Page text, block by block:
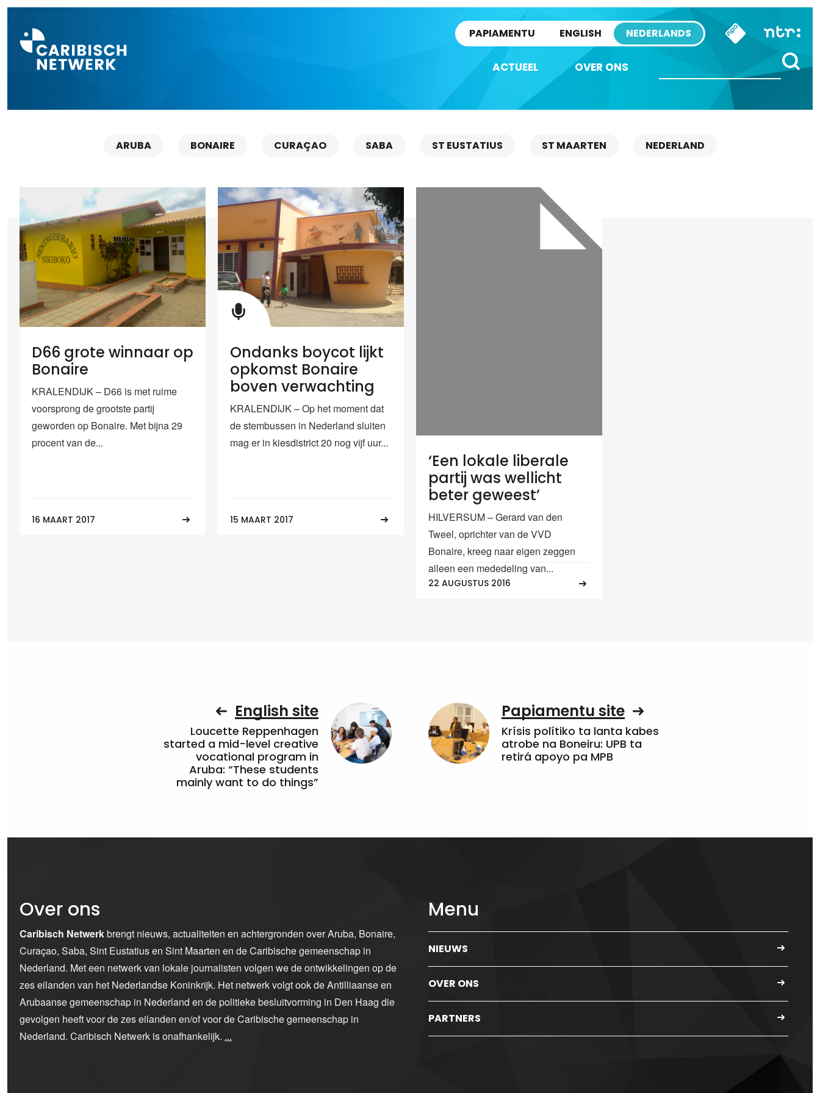
PAPIAMENTU ENGLISH NEDERLANDS
ACTUEEL OVER ONS
ARUBA BONAIRE CURAÇAO SABA ST EUSTATIUS ST MAARTEN NEDERLAND
D66 grote winnaar op
Bonaire
KRALENDIJK – D66 is met ruime
voorsprong de grootste partij
geworden op Bonaire. Met bijna 29
procent van de...
16 MAART 2017
Ondanks boycot lijkt
opkomst Bonaire
boven verwachting
KRALENDIJK – Op het moment dat
de stembussen in Nederland sluiten
mag er in kiesdistrict 20 nog vijf uur...
15 MAART 2017
‘Een lokale liberale
partij was wellicht
beter geweest’
HILVERSUM – Gerard van den
Tweel, oprichter van de VVD
Bonaire, kreeg naar eigen zeggen
alleen een mededeling van...
22 AUGUSTUS 2016
English site
Loucette Reppenhagen
started a mid-level creative
vocational program in
Aruba: “These students
mainly want to do things”
Papiamentu site
Krísis polítiko ta lanta kabes
atrobe na Boneiru: UPB ta
retirá apoyo pa MPB
Over ons
Caribisch Netwerkbrengt nieuws, actualiteiten en achtergronden over Aruba, Bonaire,
Curaçao, Saba, Sint Eustatius en Sint Maarten en de Caribische gemeenschap in
Nederland. Met een netwerk van lokale journalisten volgen we de ontwikkelingen op de
zes eilanden van het Nederlandse Koninkrijk. Het netwerk volgt ook de Antilliaanse en
Arubaanse gemeenschap in Nederland en de politieke besluitvorming in Den Haag die
gevolgen heeft voor de zes eilanden en/of voor de Caribische gemeenschap in
Nederland. Caribisch Netwerk is onafhankelijk. ...
Menu
NIEUWS
OVER ONS
PARTNERS